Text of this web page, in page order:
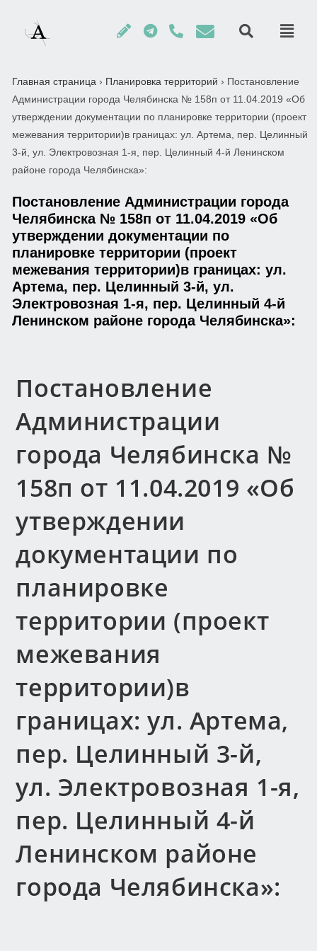
Главная страница › Планировка территорий › Постановление
Администрации города Челябинска № 158п от 11.04.2019 «Об
утверждении документации по планировке территории (проект
межевания территории)в границах: ул. Артема, пер. Целинный
3-й, ул. Электровозная 1-я, пер. Целинный 4-й Ленинском
районе города Челябинска»:
Постановление Администрации города
Челябинска № 158п от 11.04.2019 «Об
утверждении документации по
планировке территории (проект
межевания территории)в границах: ул.
Артема, пер. Целинный 3-й, ул.
Электровозная 1-я, пер. Целинный 4-й
Ленинском районе города Челябинска»:
Постановление
Администрации
города Челябинска №
158п от 11.04.2019 «Об
утверждении
документации по
планировке
территории (проект
межевания
территории)в
границах: ул. Артема,
пер. Целинный 3-й,
ул. Электровозная 1-я,
пер. Целинный 4-й
Ленинском районе
города Челябинска»: